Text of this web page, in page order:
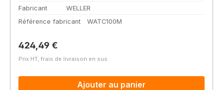
Fabricant
WELLER
Référence fabricant
WATC100M
Prix régulier :
424,49 €
Prix HT, frais de livraison en sus
Ajouter au panier